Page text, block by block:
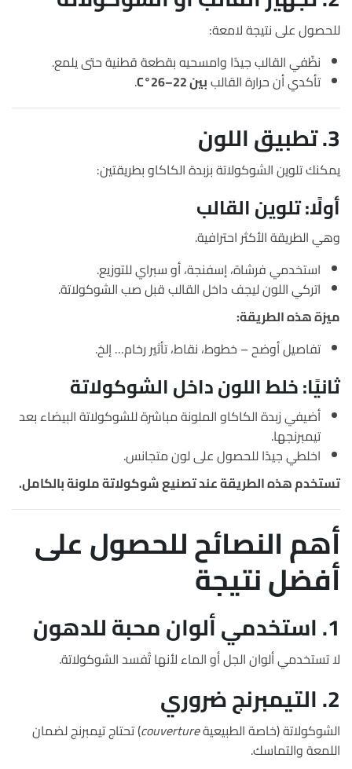
للحصول على نتيجة لامعة:
نظّفي القالب جيدًا وامسحيه بقطعة قطنية حتى يلمع.
تأكدي أن حرارة القالببين 22–26°C .
3. تطبيق اللون
يمكنك تلوين الشوكولاتة بزبدة الكاكاو بطريقتين:
أولًا: تلوين القالب
وهي الطريقة الأكثر احترافية.
استخدمي فرشاة، إسفنجة، أو سبراي للتوزيع.
اتركي اللون ليجف داخل القالب قبل صب الشوكولاتة.
ميزة هذه الطريقة:
تفاصيل أوضح – خطوط، نقاط، تأثير رخام… إلخ.
ثانيًا: خلط اللون داخل الشوكولاتة
أضيفي زبدة الكاكاو الملونة مباشرة للشوكولاتة البيضاء بعد
تيمبرنجها.
اخلطي جيدًا للحصول على لون متجانس.
تستخدم هذه الطريقة عند تصنيع شوكولاتة ملونة بالكامل.
أهم النصائح للحصول على
أفضل نتيجة
1. استخدمي ألوان محبة للدهون
لا تستخدمي ألوان الجل أو الماء لأنها تُفسد الشوكولاتة.
2. التيمبرنج ضروري
الشوكولاتة (خاصة الطبيعيةcouverture) تحتاج تيمبرنج لضمان
اللمعة والتماسك.